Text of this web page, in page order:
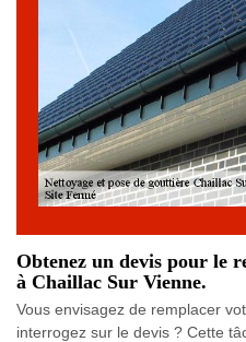
Obtenez un devis pour le
à Chaillac Sur Vienne.
Vous envisagez de remplacer
interrogez sur le devis ? Cette